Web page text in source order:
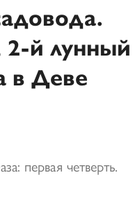
2-й лунный
в Деве
первая четверть.